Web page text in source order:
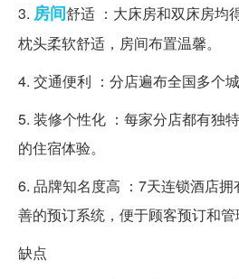
3. 房间舒适 ：大床房和双床房均
枕头柔软舒适，房间布置温馨。
4. 交通便利 ：分店遍布全国多个
5. 装修个性化 ：每家分店都有独
的住宿体验。
6. 品牌知名度高 ：7天连锁酒店
善的预订系统，便于顾客预订和管
缺点